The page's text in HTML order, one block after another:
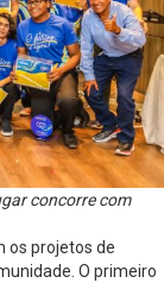
concorre com
os projetos de
O primeiro